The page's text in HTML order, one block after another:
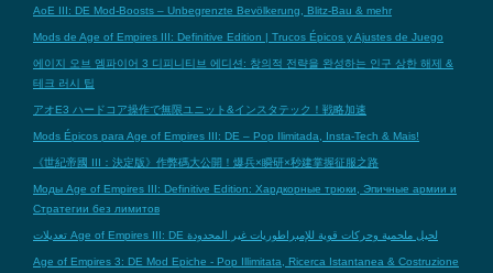
AoE III: DE Mod-Boosts – Unbegrenzte Bevölkerung, Blitz-Bau & mehr
Mods de Age of Empires III: Definitive Edition | Trucos Épicos y Ajustes de Juego
에이지 오브 엠파이어 3 디피니티브 에디션: 창의적 전략을 완성하는 인구 상한 해제 &
테크 러시 팁
アオE3 ハードコア操作で無限ユニット&インスタテック！戦略加速
Mods Épicos para Age of Empires III: DE – Pop Ilimitada, Insta-Tech & Mais!
《世紀帝國 III：決定版》作弊碼大公開！爆兵×瞬研×秒建掌握征服之路
Моды Age of Empires III: Definitive Edition: Хардкорные трюки, Эпичные армии и
Стратегии без лимитов
تعديلات Age of Empires III: DE لحيل ملحمية وحركات قوية للإمبراطوريات غير المحدودة
Age of Empires 3: DE Mod Epiche - Pop Illimitata, Ricerca Istantanea & Costruzione